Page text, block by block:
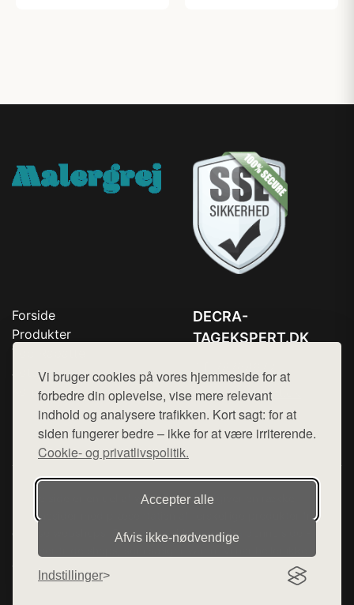
Vi bruger cookies på vores hjemmeside for at
forbedre din oplevelse, vise mere relevant
indhold og analysere trafikken. Kort sagt: for at
siden fungerer bedre – ikke for at være irriterende.
Cookie- og privatlivspolitik.
Accepter alle
Afvis ikke‑nødvendige
Indstillinger
Forside
Produkter
Top Rabatter
Jotun maling
Kontakt
DECRA-
TAGEKSPERT.DK
Mail: hej@want.dk
Cookie- og privatlivspolitik
Denne side er en del af want.dk, der udgiver en række
hjemmesider med præsentation af forskellige produkter fra
diverse webshops. Der sælges ikke varer fra denne side - vi
varerne på lager.